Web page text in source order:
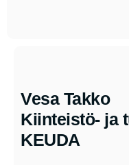
Vesa Takko
Kiinteistö- ja
KEUDA